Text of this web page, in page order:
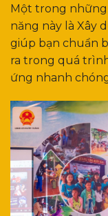
Một trong
năng này là Xây
giúp bạn chuẩn
ra trong quá
ứng nhanh